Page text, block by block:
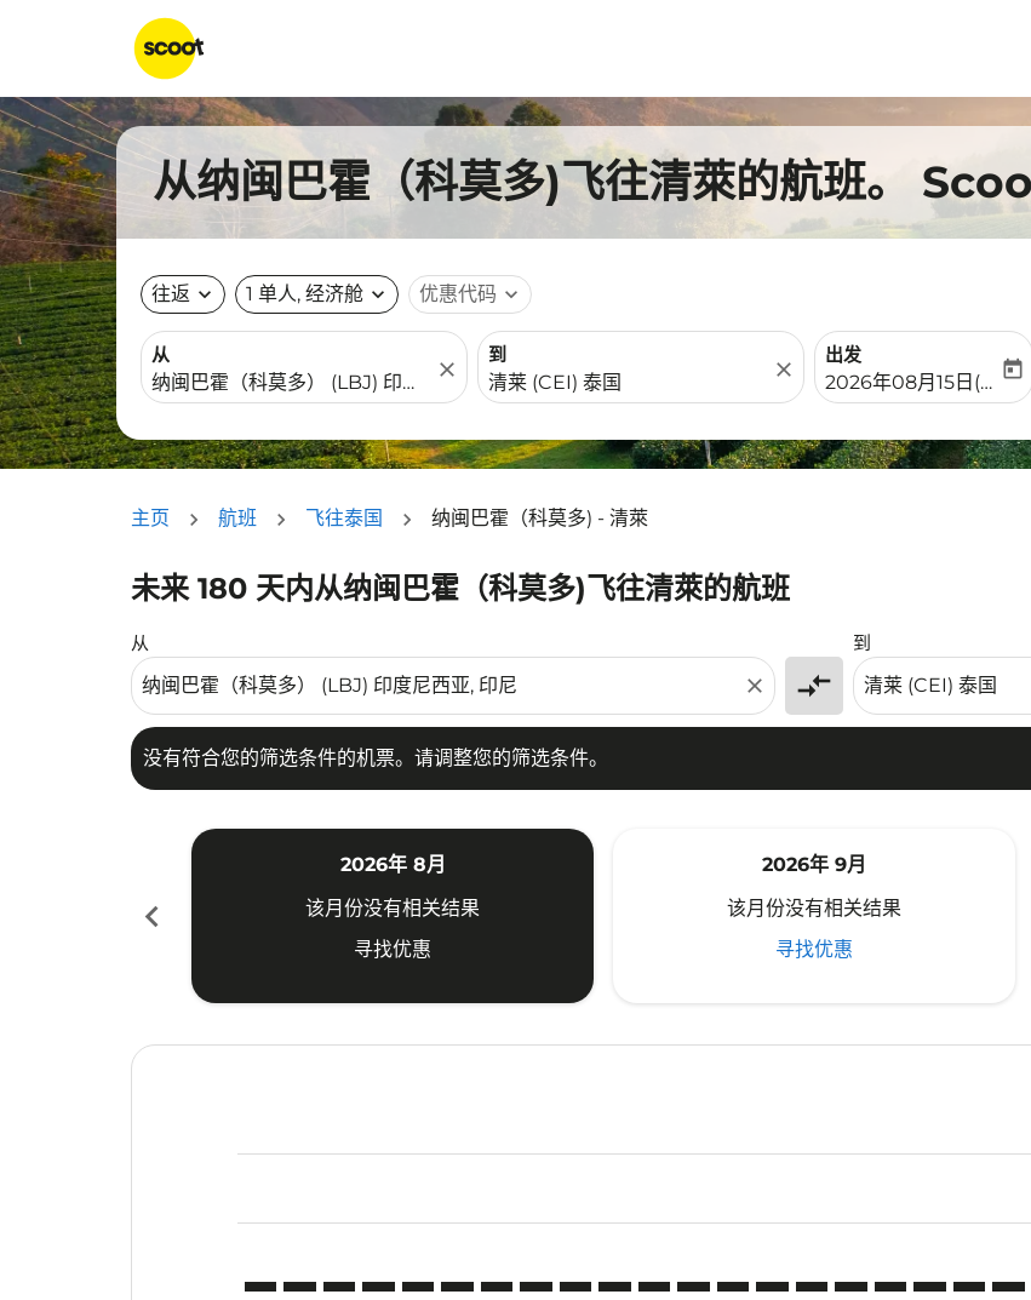
从纳闽巴霍（科莫多)飞往清萊的航班。
往返 expand_more 1 单人, 经济舱 expand_more 优惠代码 expand_more
从
close
到
close
出发
fc-booking-
2026年08月15日(周六)
today
主页 航班 飞往泰国 纳闽巴霍（科莫多) - 清萊
未来 180 天内从纳闽巴霍（科莫多)飞往清萊的航班
从
close compare_arrows
到
没有符合您的筛选条件的机票。请调整您的筛选条件。
没有符合您的筛选条件的机票。请调整您的筛选条件。
chevron_left
2026年 8月
该月份没有相关结果
寻找优惠
2026年 9月
该月份没有相关结果
寻找优惠
LBJ–CEI: cmp-view-
LBJ–CEI: cmp-view-
LBJ–CEI: cmp-
LBJ–CEI: